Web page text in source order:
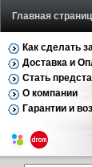
Главная
Как сделать
Доставка и
Стать
О компании
Гарантии и